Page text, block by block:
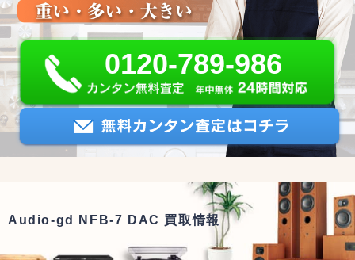
0120-789-986
Audio-gd NFB-7 DAC 買取情報